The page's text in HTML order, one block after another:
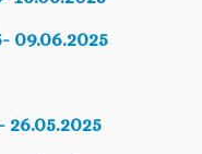
09.06.2025